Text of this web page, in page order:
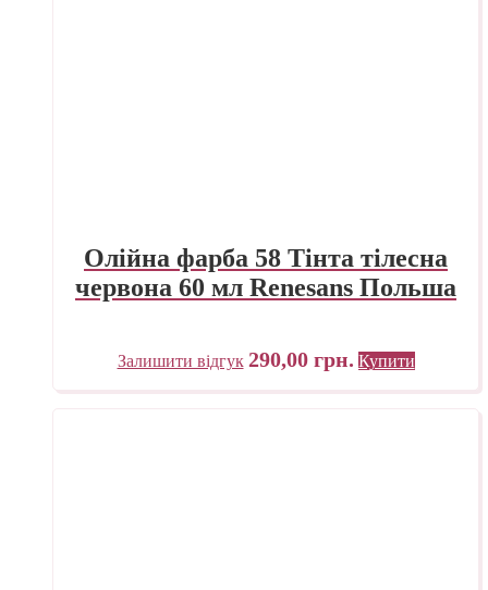
Олійна фарба 58 Тінта тілесна
червона 60 мл Renesans Польша
Залишити відгук 290,00 грн. Купити